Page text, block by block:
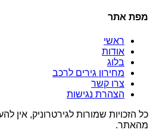
מפת אתר
ראשי
אודות
בלוג
מחירון גירים לרכב
צרו קשר
הצהרת נגישות
כל הזכויות שמורות לגירטרוניק, אין
מהאתר.